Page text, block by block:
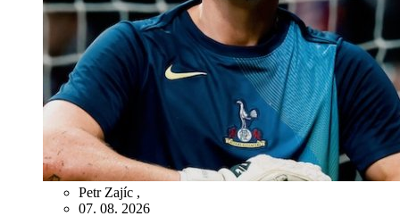
Petr Zajíc ,
07. 08. 2026